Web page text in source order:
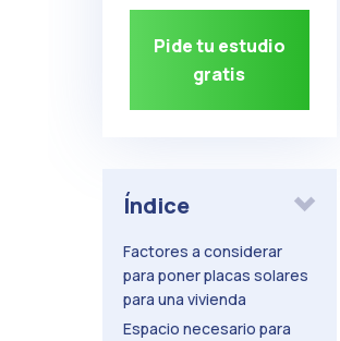
Pide tu estudio
gratis
Índice
Factores a considerar
para poner placas solares
para una vivienda
Espacio necesario para